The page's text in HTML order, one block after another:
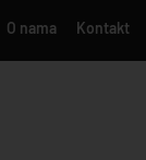
O nama Kontakt